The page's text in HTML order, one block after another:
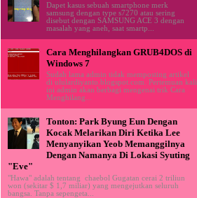
Dapet kasus sebuah smartphone merk
samsung dengan type s7270 atau sering
disebut dengan SAMSUNG ACE 3 dengan
masalah yang aneh, saat smartp...
Cara Menghilangkan GRUB4DOS di
Windows 7
Sudah lama admin tidak memposting artikel
di ululardiyanto.blogspot.com. Pertemuan kali
ini admin akan berbagi mengenai trik Cara
Menghilang...
Tonton: Park Byung Eun Dengan
Kocak Melarikan Diri Ketika Lee
Menyanyikan Yeob Memanggilnya
Dengan Namanya Di Lokasi Syuting
"Eve"
"Hawa" adalah tentang chaebol Gugatan cerai 2 triliun
won (sekitar $ 1,7 miliar) yang mengejutkan seluruh
bangsa. Tanpa sepengeta...